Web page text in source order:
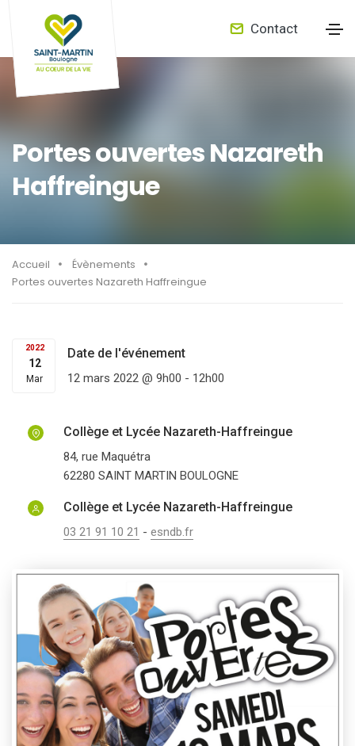
Contact
Portes ouvertes Nazareth
Haffreingue
Accueil
Évènements
Portes ouvertes Nazareth Haffreingue
2022
12
Mar
Date de l'événement
12 mars 2022 @ 9h00 - 12h00
Collège et Lycée Nazareth-Haffreingue
84, rue Maquétra
62280 SAINT MARTIN BOULOGNE
Collège et Lycée Nazareth-Haffreingue
03 21 91 10 21 - esndb.fr